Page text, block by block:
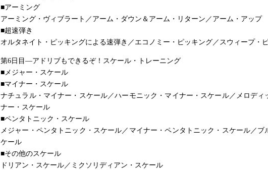
■アーミング
アーミング・ヴィブラート／アーム・ダウン＆アーム・リターン／アーム・アップ
■超速弾き
オルタネイト・ピッキングによる速弾き／エコノミー・ピッキング／スウィープ・
第6日目―アドリブもできるぞ！スケール・トレーニング
■メジャー・スケール
■マイナー・スケール
ナチュラル・マイナー・スケール／ハーモニック・マイナー・スケール／メロディ
ナー・スケール
■ペンタトニック・スケール
メジャー・ペンタトニック・スケール／マイナー・ペンタトニック・スケール／ブ
ケール
■その他のスケール
ドリアン・スケール／ミクソリディアン・スケール